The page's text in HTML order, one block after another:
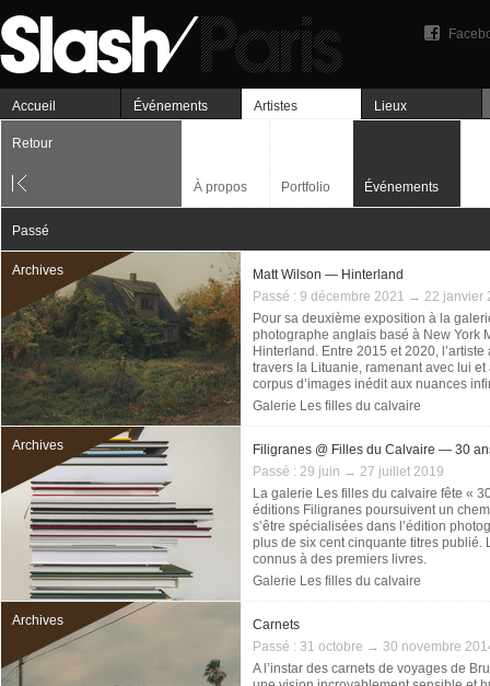
Accueil Événements Artistes Lieux
Retour
À propos Portfolio Événements
Passé
Archives
Matt Wilson — Hinterland
Passé : 9 décembre 2021 → 22 janvier
Pour sa deuxième exposition à la
photographe anglais basé à New York
Hinterland. Entre 2015 et 2020,
travers la Lituanie, ramenant avec lui
corpus d’images inédit aux nuances
Galerie Les filles du calvaire
Archives
Filigranes @ Filles du Calvaire — 30
Passé : 29 juin → 27 juillet 2019
La galerie Les filles du calvaire fête «
éditions Filigranes poursuivent un
s’être spécialisées dans l’édition
plus de six cent cinquante titres publié.
connus à des premiers livres.
Galerie Les filles du calvaire
Archives
Carnets
Passé : 31 octobre → 30 novembre
A l’instar des carnets de voyages de